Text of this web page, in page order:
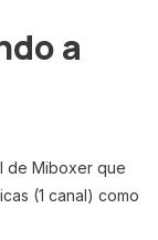
a
de Miboxer que
(1 canal) como